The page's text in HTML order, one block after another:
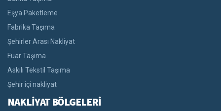
Eşya Paketleme
Fabrika Taşıma
Şehirler Arası Nakliyat
Fuar Taşıma
Askılı Tekstil Taşıma
Şehir içi nakliyat
NAKLİYAT BÖLGELERİ